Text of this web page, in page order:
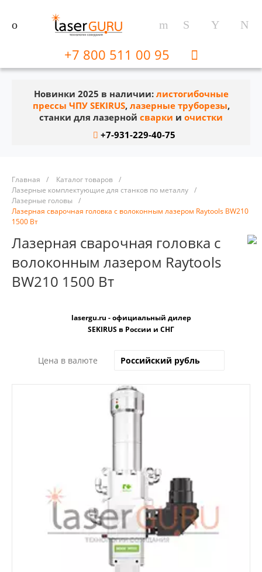
+7 800 511 00 95
Новинки 2025 в наличии: листогибочные
прессы ЧПУ SEKIRUS, лазерные труборезы,
станки для лазерной сварки и очистки
+7-931-229-40-75
Главная / Каталог товаров /
Лазерные комплектующие для станков по металлу /
Лазерные головы
/
Лазерная сварочная головка с волоконным лазером Raytools BW210
1500 Вт
Лазерная сварочная головка с
волоконным лазером Raytools
BW210 1500 Вт
Цена в валюте
lasergu.ru - официальный дилер
SEKIRUS в России и СНГ